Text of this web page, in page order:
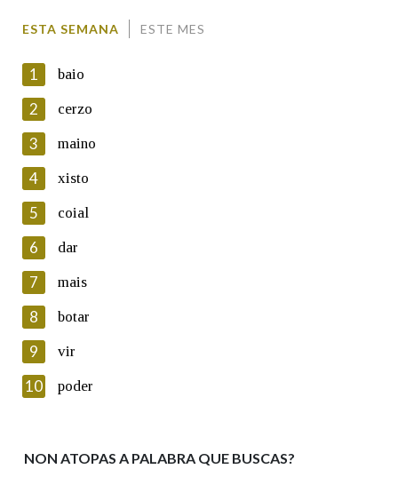
En cumprimento da normativa vixente en materia de
Protección de Datos de Carácter Persoal, a Real Academia
Galega informa a aqueles usuarios que faciliten o seu correo
electrónico, así como calquera outra información de carácter
persoal, que estes datos serán obxecto de tratamento
automatizado de carácter confidencial e incorporados aos seus
ficheiros informáticos. Así mesmo, os usuarios poderán exercer o
seu dereito de acceso, rectificación, oposición e cancelación dos
seus datos poñéndose en contacto connosco.
Lin e acepto as condicións da política de
Introduce o código que aparece na imaxe:
ESTA SEMANA ESTE MES
1 baio
2 cerzo
3 maino
4 xisto
5 coial
6 dar
7 mais
8 botar
9 vir
10 poder
NON ATOPAS A PALABRA QUE BUSCAS?